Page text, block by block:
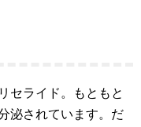
セライド。もともと
泌されています。だ